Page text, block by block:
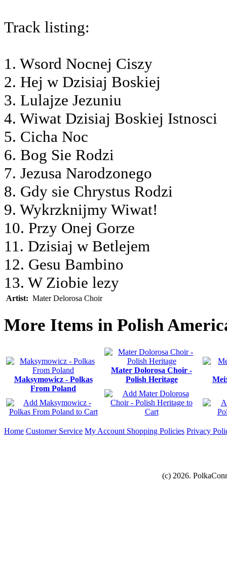
Track listing:
1. Wsord Nocnej Ciszy
2. Hej w Dzisiaj Boskiej
3. Lulajze Jezuniu
4. Wiwat Dzisiaj Boskiej Istnosci
5. Cicha Noc
6. Bog Sie Rodzi
7. Jezusa Narodzonego
8. Gdy sie Chrystus Rodzi
9. Wykrzknijmy Wiwat!
10. Przy Onej Gorze
11. Dzisiaj w Betlejem
12. Gesu Bambino
13. W Ziobie lezy
Artist: Mater Delorosa Choir
More Items in Polish
Maksymowicz - Polkas
From Poland
Mater Dolorosa Choir -
Polish Heritage
Home Customer Service My Account Shopping Policies Privacy
(c) 2026.